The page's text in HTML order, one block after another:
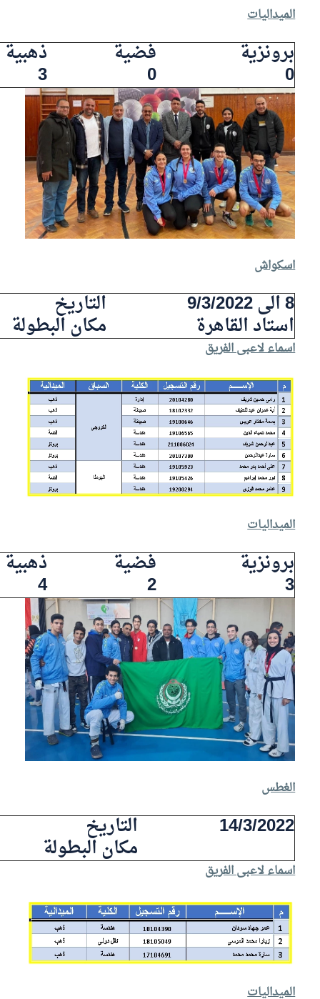
الميداليات
برونزية فضية ذهبية
0
0
3
اسكواش
8 الى 9/3/2022 التاريخ
استاد القاهرة مكان البطولة
اسماء لاعبى الفريق
الميداليات
برونزية فضية ذهبية
3
2
4
الغطس
14/3/2022 التاريخ
مكان البطولة
اسماء لاعبى الفريق
الميداليات